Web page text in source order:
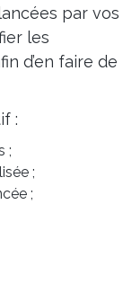
par vos
les
d’en faire de
:
;
;
;